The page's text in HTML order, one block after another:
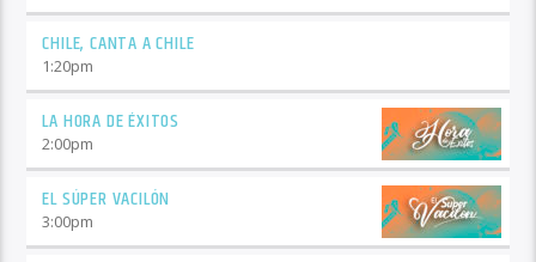
CHILE, CANTA A CHILE
1:20pm
LA HORA DE ÉXITOS
2:00pm
EL SÚPER VACILÓN
3:00pm